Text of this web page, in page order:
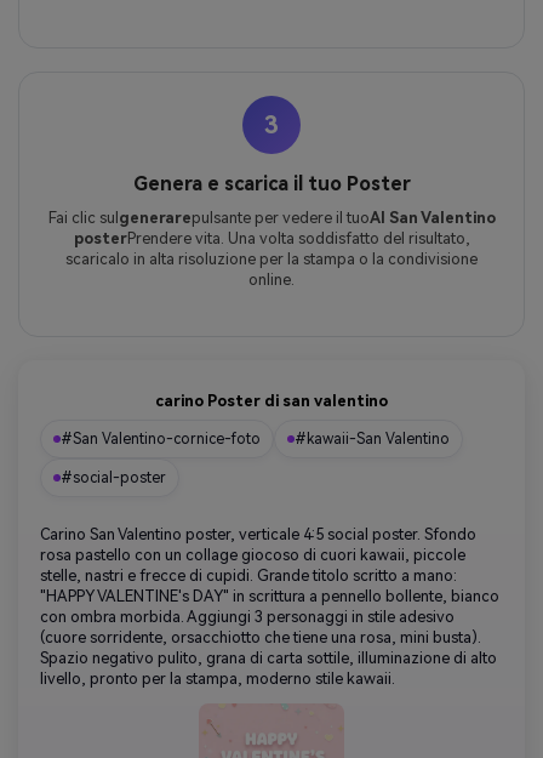
3
Genera e scarica il tuo Poster
Fai clic sul generarepulsante per vedere il tuoAI San Valentino
posterPrendere vita. Una volta soddisfatto del risultato,
scaricalo in alta risoluzione per la stampa o la condivisione
online.
carino Poster di san valentino
#San Valentino-cornice-foto #kawaii-San Valentino
#social-poster
Carino San Valentino poster, verticale 4:5 social poster. Sfondo
rosa pastello con un collage giocoso di cuori kawaii, piccole
stelle, nastri e frecce di cupidi. Grande titolo scritto a mano:
"HAPPY VALENTINE's DAY" in scrittura a pennello bollente, bianco
con ombra morbida. Aggiungi 3 personaggi in stile adesivo
(cuore sorridente, orsacchiotto che tiene una rosa, mini busta).
Spazio negativo pulito, grana di carta sottile, illuminazione di alto
livello, pronto per la stampa, moderno stile kawaii.